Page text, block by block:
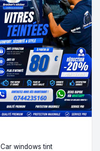
Car windows tint